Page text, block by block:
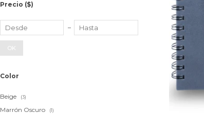
Precio ($)
OK
Color
Beige (3)
Marrón Oscuro (1)